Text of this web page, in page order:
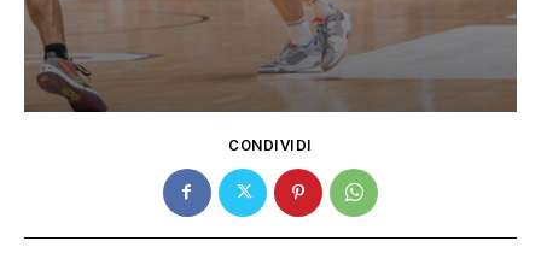
CONDIVIDI